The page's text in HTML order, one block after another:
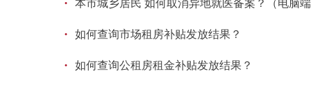
· 本市城乡居民 如何取消异地就医备案？（电脑
· 如何查询市场租房补贴发放结果？
· 如何查询公租房租金补贴发放结果？